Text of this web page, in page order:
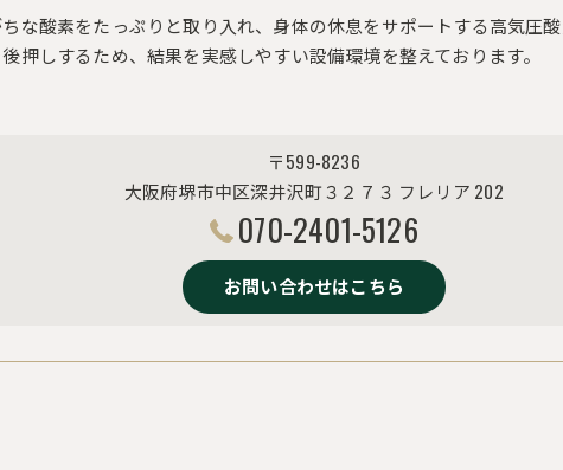
な酸素をたっぷりと取り入れ、身体の休息をサポートする高気圧
押しするため、結果を実感しやすい設備環境を整えております。
〒599-8236
大阪府堺市中区深井沢町３２７３ フレリア 202
070-2401-5126
お問い合わせはこちら